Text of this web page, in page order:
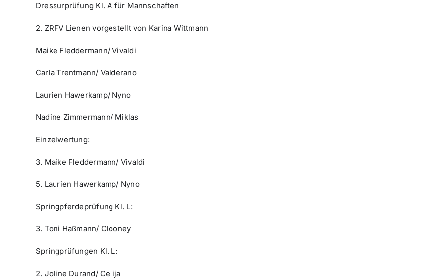
Dressurprüfung Kl. A für Mannschaften
2. ZRFV Lienen vorgestellt von Karina Wittmann
Maike Fleddermann/ Vivaldi
Carla Trentmann/ Valderano
Laurien Hawerkamp/ Nyno
Nadine Zimmermann/ Miklas
Einzelwertung:
3. Maike Fleddermann/ Vivaldi
5. Laurien Hawerkamp/ Nyno
Springpferdeprüfung Kl. L:
3. Toni Haßmann/ Clooney
Springprüfungen Kl. L:
2. Joline Durand/ Celija